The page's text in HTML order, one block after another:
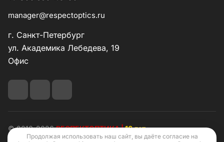
manager@respectoptics.ru
г. Санкт-Петербург
ул. Академика Лебедева, 19
Офис
© 2010-2026РЕСПЕКТОПТИКА |16 лет
Продолжая использовать наш сайт, вы даёте согласие на